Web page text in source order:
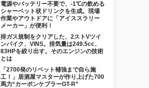
電源やバッテリー不要で、-1℃の飲める
シャーベット状ドリンクを生成。現場
作業やアウトドアに「アイススラリー
メーカー」が便利！
排ガス規制をクリアした、2ストVツイ
ンバイク、VINS。排気量は249.5cc、
83HPを絞り出す。そのエンジンの技術
とは
「2700発のリベット補強まで自ら施
工！」居酒屋マスターが作り上げた700
馬力“カーボンケブラーGT-R”